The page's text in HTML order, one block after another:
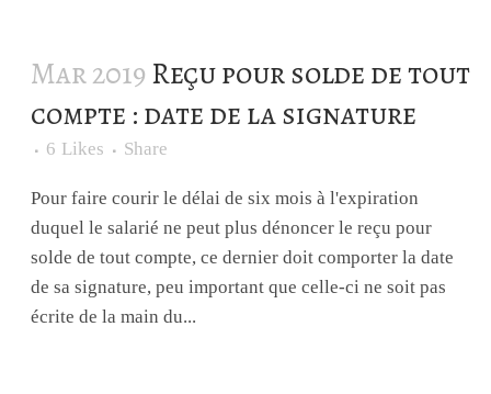
Mar 2019Reçu pour solde de tout
compte : date de la signature
6 Likes Share
Pour faire courir le délai de six mois à l'expiration
duquel le salarié ne peut plus dénoncer le reçu pour
solde de tout compte, ce dernier doit comporter la date
de sa signature, peu important que celle-ci ne soit pas
écrite de la main du...